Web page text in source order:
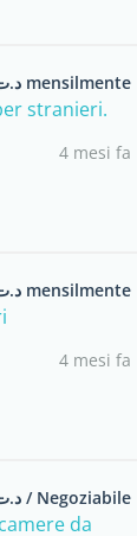
د.ت 1,600 mensilmente
stranieri.
4 mesi fa
د.ت 1,200 mensilmente
4 mesi fa
د.ت 595,000 / Negoziabile
da